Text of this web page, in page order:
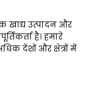
खाद्य उत्पादन और
है। हमारे
देशों और क्षेत्रों में